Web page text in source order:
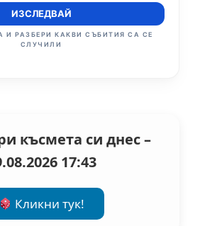
ИЗСЛЕДВАЙ
РАЗБЕРИ КАКВИ СЪБИТИЯ СА СЕ
СЛУЧИЛИ
късмета си днес –
17:43
Кликни тук!